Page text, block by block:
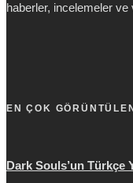
haberler, incelemeler
EN ÇOK
Dark Souls’un Türkçe